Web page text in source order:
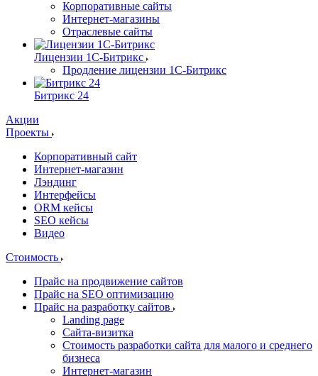
Корпоративные сайты
Интернет-магазины
Отраслевые сайты
Лицензии 1С-Битрикс
Продление лицензии 1С-Битрикс
Битрикс 24
Акции
Проекты
Корпоративный сайт
Интернет-магазин
Лэндинг
Интерфейсы
ORM кейсы
SEO кейсы
Видео
Стоимость
Прайс на продвижение сайтов
Прайс на SEO оптимизацию
Прайс на разработку сайтов
Landing page
Cайта-визитка
Стоимость разработки сайта для малого и среднего
бизнеса
Интернет-магазин